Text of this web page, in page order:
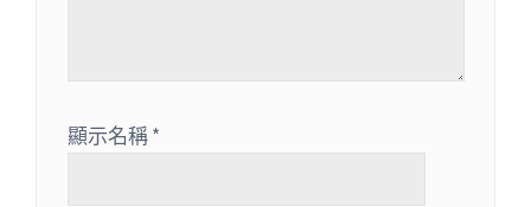
顯示名稱*